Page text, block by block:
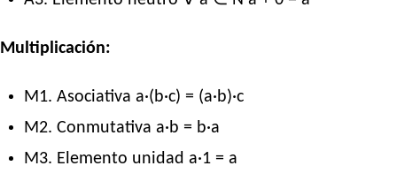
Multiplicación:
M1. Asociativa a·(b·c) = (a·b)·c
M2. Conmutativa a·b = b·a
M3. Elemento unidad a·1 = a